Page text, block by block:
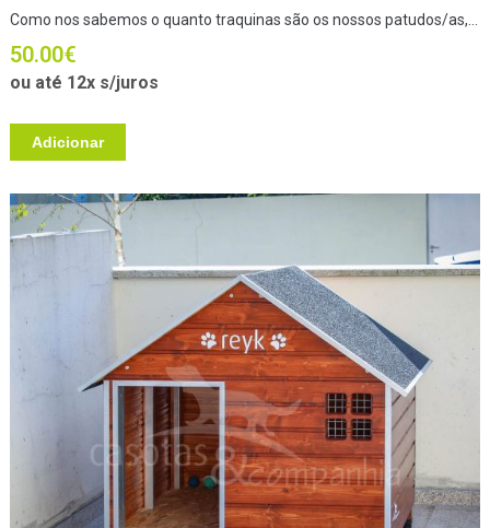
Como nos sabemos o quanto traquinas são os nossos patudos/as,...
50.00€
ou até 12x s/juros
Adicionar